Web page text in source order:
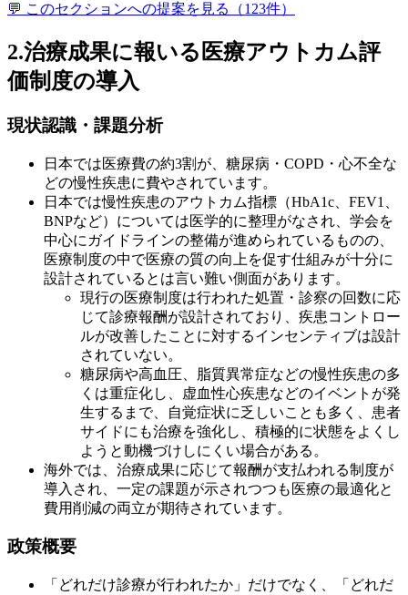
💬 このセクションへの提案を見る（123件）
2.治療成果に報いる医療アウトカム評
価制度の導入
現状認識・課題分析
日本では医療費の約3割が、糖尿病・COPD・心不全な
どの慢性疾患に費やされています。
日本では慢性疾患のアウトカム指標（HbA1c、FEV1、
BNPなど）については医学的に整理がなされ、学会を
中心にガイドラインの整備が進められているものの、
医療制度の中で医療の質の向上を促す仕組みが十分に
設計されているとは言い難い側面があります。
現行の医療制度は行われた処置・診察の回数に応
じて診療報酬が設計されており、疾患コントロー
ルが改善したことに対するインセンティブは設計
されていない。
糖尿病や高血圧、脂質異常症などの慢性疾患の多
くは重症化し、虚血性心疾患などのイベントが発
生するまで、自覚症状に乏しいことも多く、患者
サイドにも治療を強化し、積極的に状態をよくし
ようと動機づけしにくい場合がある。
海外では、治療成果に応じて報酬が支払われる制度が
導入され、一定の課題が示されつつも医療の最適化と
費用削減の両立が期待されています。
政策概要
「どれだけ診療が行われたか」だけでなく、「どれだ